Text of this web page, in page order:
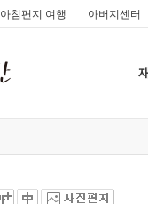
아침편지 여행 아버지센터